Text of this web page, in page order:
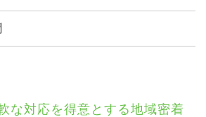
な対応を得意とする地域密着